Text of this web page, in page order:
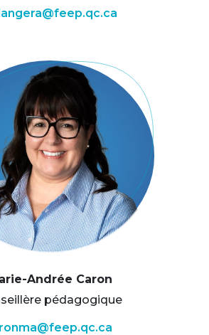
Andrée Caron
pédagogique